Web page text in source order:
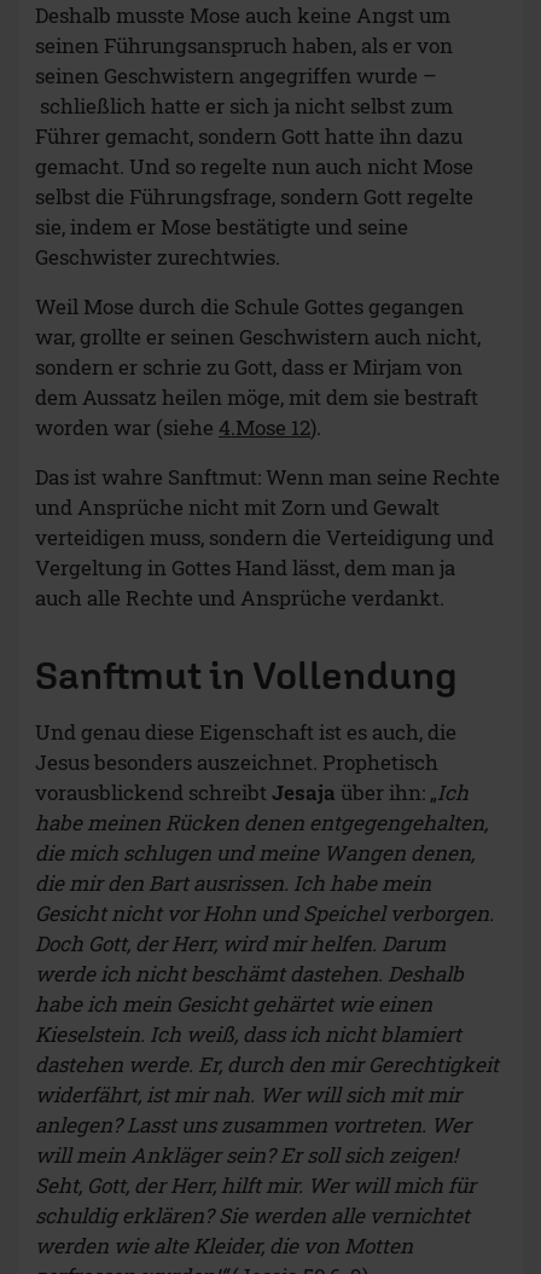
Deshalb musste Mose auch keine Angst um
seinen Führungsanspruch haben, als er von
seinen Geschwistern angegriffen wurde –
schließlich hatte er sich ja nicht selbst zum
Führer gemacht, sondern Gott hatte ihn dazu
gemacht. Und so regelte nun auch nicht Mose
selbst die Führungsfrage, sondern Gott regelte
sie, indem er Mose bestätigte und seine
Geschwister zurechtwies.
Weil Mose durch die Schule Gottes gegangen
war, grollte er seinen Geschwistern auch nicht,
sondern er schrie zu Gott, dass er Mirjam von
dem Aussatz heilen möge, mit dem sie bestraft
worden war (siehe 4.Mose 12).
Das ist wahre Sanftmut: Wenn man seine Rechte
und Ansprüche nicht mit Zorn und Gewalt
verteidigen muss, sondern die Verteidigung und
Vergeltung in Gottes Hand lässt, dem man ja
auch alle Rechte und Ansprüche verdankt.
Sanftmut in Vollendung
Und genau diese Eigenschaft ist es auch, die
Jesus besonders auszeichnet. Prophetisch
vorausblickend schreibtJesaja über ihn: „Ich
habe meinen Rücken denen entgegengehalten,
die mich schlugen und meine Wangen denen,
die mir den Bart ausrissen. Ich habe mein
Gesicht nicht vor Hohn und Speichel verborgen.
Doch Gott, der Herr, wird mir helfen. Darum
werde ich nicht beschämt dastehen. Deshalb
habe ich mein Gesicht gehärtet wie einen
Kieselstein. Ich weiß, dass ich nicht blamiert
dastehen werde. Er, durch den mir Gerechtigkeit
widerfährt, ist mir nah. Wer will sich mit mir
anlegen? Lasst uns zusammen vortreten. Wer
will mein Ankläger sein? Er soll sich zeigen!
Seht, Gott, der Herr, hilft mir. Wer will mich für
schuldig erklären? Sie werden alle vernichtet
werden wie alte Kleider, die von Motten